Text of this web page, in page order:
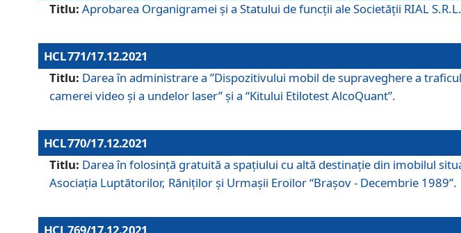
Titlu: Aprobarea Organigramei şi a Statului de funcţii ale Societăţii RIAL S.R.L.
HCL 771/17.12.2021
Titlu: Darea în administrare a ”Dispozitivului mobil de supraveghere a
camerei video și a undelor laser” și a “Kitului Etilotest AlcoQuant”.
HCL 770/17.12.2021
Titlu: Darea în folosinţă gratuită a spaţiului cu altă destinaţie din imobilul
Asociaţia Luptătorilor, Răniţilor şi Urmaşii Eroilor “Braşov - Decembrie 1989”.